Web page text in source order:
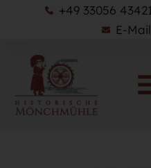
+49 33056
E-